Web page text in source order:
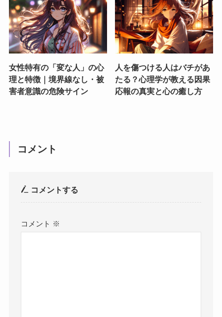
女性特有の「変な人」の心
理と特徴｜境界線なし・被
害者意識の危険サイン
人を傷つける人はバチがあ
たる？心理学が教える因果
応報の真実と心の癒し方
コメント
コメントする
コメント ※